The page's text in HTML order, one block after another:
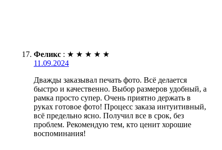
Феликс : ★ ★ ★ ★ ★
11.09.2024
Дважды заказывал печать фото. Всё делается
быстро и качественно. Выбор размеров удобный, а
рамка просто супер. Очень приятно держать в
руках готовое фото! Процесс заказа интуитивный,
всё предельно ясно. Получил все в срок, без
проблем. Рекомендую тем, кто ценит хорошие
воспоминания!